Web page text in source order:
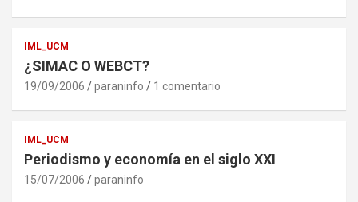
IML_UCM
¿SIMAC O WEBCT?
19/09/2006 paraninfo 1 comentario
IML_UCM
Periodismo y economía en el siglo XXI
15/07/2006 paraninfo